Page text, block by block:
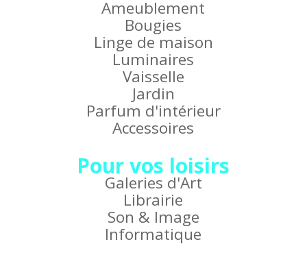
Ameublement
Bougies
Linge de maison
Luminaires
Vaisselle
Jardin
Parfum d'intérieur
Accessoires
Pour vos loisirs
Galeries d'Art
Librairie
Son & Image
Informatique